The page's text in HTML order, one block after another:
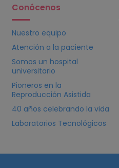
Conócenos
Nuestro equipo
Atención a la paciente
Somos un hospital
universitario
Pioneros en la
Reproducción Asistida
40 años celebrando la vida
Laboratorios Tecnológicos